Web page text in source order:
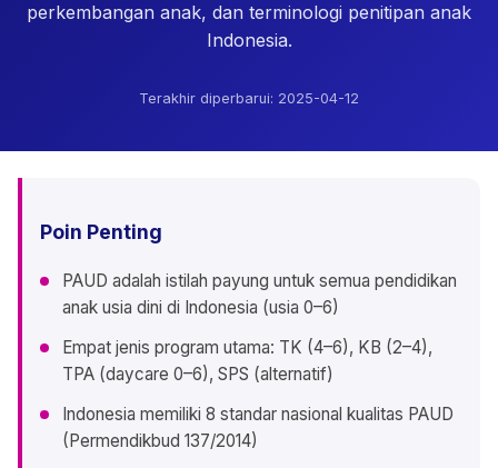
perkembangan anak, dan terminologi penitipan anak
Indonesia.
Terakhir diperbarui: 2025-04-12
Poin Penting
PAUD adalah istilah payung untuk semua pendidikan
anak usia dini di Indonesia (usia 0–6)
Empat jenis program utama: TK (4–6), KB (2–4),
TPA (daycare 0–6), SPS (alternatif)
Indonesia memiliki 8 standar nasional kualitas PAUD
(Permendikbud 137/2014)